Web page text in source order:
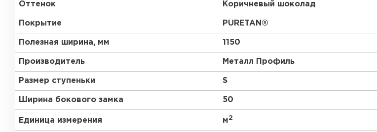
Оттенок Коричневый шоколад
Покрытие PURETAN®
Полезная ширина, мм 1150
Производитель Металл Профиль
Размер ступеньки S
Ширина бокового замка 50
Единица измерения м2